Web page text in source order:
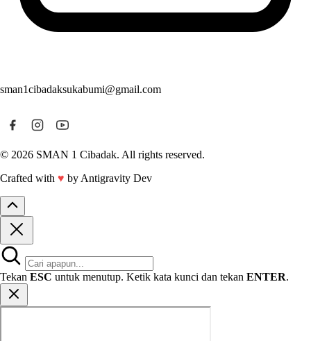
sman1cibadaksukabumi@gmail.com
© 2026 SMAN 1 Cibadak. All rights reserved.
Crafted with ♥ by Antigravity Dev
Tekan ESC untuk menutup. Ketik kata kunci dan tekan ENTER.